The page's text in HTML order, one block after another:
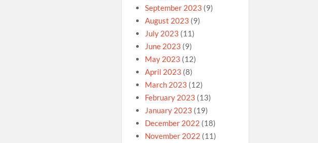
September 2023 (9)
August 2023 (9)
July 2023 (11)
June 2023 (9)
May 2023 (12)
April 2023 (8)
March 2023 (12)
February 2023 (13)
January 2023 (19)
December 2022 (18)
November 2022 (11)